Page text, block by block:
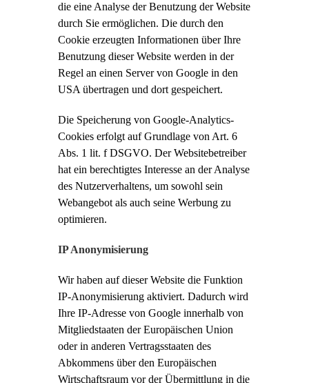
die eine Analyse der Benutzung der Website
durch Sie ermöglichen. Die durch den
Cookie erzeugten Informationen über Ihre
Benutzung dieser Website werden in der
Regel an einen Server von Google in den
USA übertragen und dort gespeichert.
Die Speicherung von Google-Analytics-
Cookies erfolgt auf Grundlage von Art. 6
Abs. 1 lit. f DSGVO. Der Websitebetreiber
hat ein berechtigtes Interesse an der Analyse
des Nutzerverhaltens, um sowohl sein
Webangebot als auch seine Werbung zu
optimieren.
IP Anonymisierung
Wir haben auf dieser Website die Funktion
IP-Anonymisierung aktiviert. Dadurch wird
Ihre IP-Adresse von Google innerhalb von
Mitgliedstaaten der Europäischen Union
oder in anderen Vertragsstaaten des
Abkommens über den Europäischen
Wirtschaftsraum vor der Übermittlung in die